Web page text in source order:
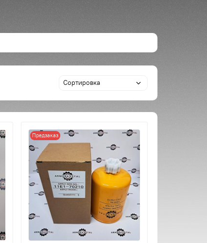
Предзаказ